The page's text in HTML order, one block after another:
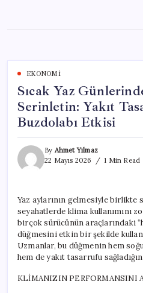
content
EKONOMI
Sıcak Yaz
Serinletin: Yakıt
Buzdolabı Etkisi
By Ahmet Yılmaz
22 Mayıs 2026
1 Min Read
Yaz aylarının gelmesiyle birlikte
seyahatlerde klima kullanımını
birçok sürücünün araçlarındaki
düğmesini etkin bir şekilde
Uzmanlar, bu düğmenin hem
hem de yakıt tasarrufu
KLİMANIZIN PERFORMANSINI